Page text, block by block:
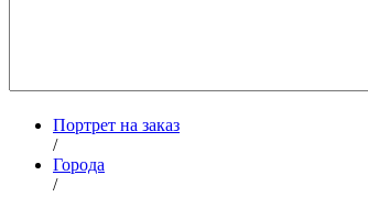
Портрет на заказ
/
Города
/